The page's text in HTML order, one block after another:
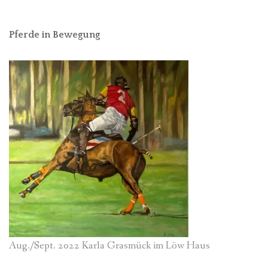
Pferde in Bewegung
Aug./Sept. 2022 Karla Grasmück im Löw Haus